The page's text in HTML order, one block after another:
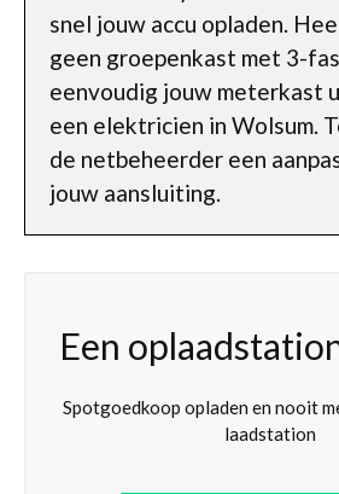
snel jouw accu opladen.
geen groepenkast met 3-
eenvoudig jouw meterkast
een elektricien in Wolsum.
de netbeheerder een
jouw aansluiting.
Een
Spotgoedkoop opladen en nooit
laadstation